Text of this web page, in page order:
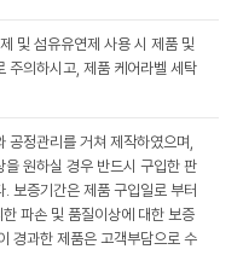
및 섬유유연제 사용 시 제품 및
주의하시고, 제품 케어라벨 세탁
공정관리를 거쳐 제작하였으며,
원하실 경우 반드시 구입한 판
보증기간은 제품 구입일로 부터
파손 및 품질이상에 대한 보증
경과한 제품은 고객부담으로 수